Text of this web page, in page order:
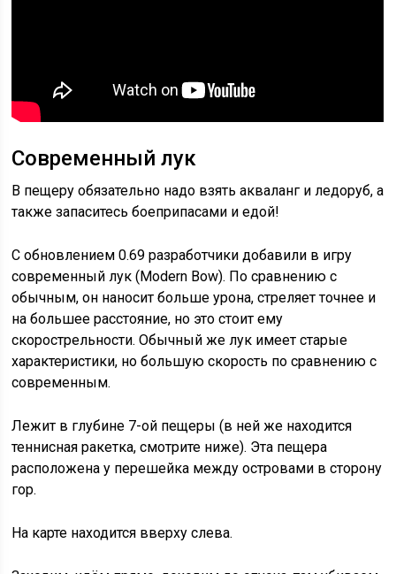
Современный лук
В пещеру обязательно надо взять акваланг и ледоруб, а
также запаситесь боеприпасами и едой!
С обновлением 0.69 разработчики добавили в игру
современный лук (Modern Bow). По сравнению с
обычным, он наносит больше урона, стреляет точнее и
на большее расстояние, но это стоит ему
скорострельности. Обычный же лук имеет старые
характеристики, но большую скорость по сравнению с
современным.
Лежит в глубине 7-ой пещеры (в ней же находится
теннисная ракетка, смотрите ниже). Эта пещера
расположена у перешейка между островами в сторону
гор.
На карте находится вверху слева.